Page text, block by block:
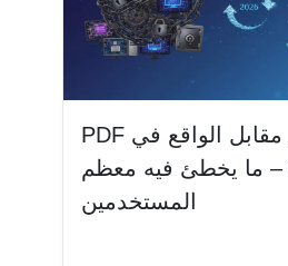
PDF الأساطير مقابل الواقع في
2026 – ما يخطئ فيه معظم
المستخدمين